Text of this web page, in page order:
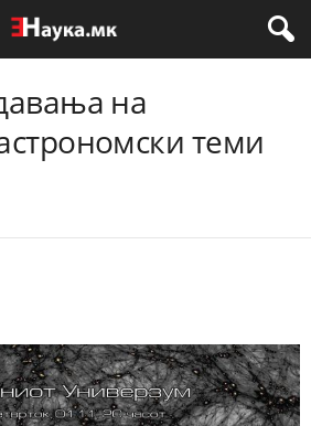
на
теми